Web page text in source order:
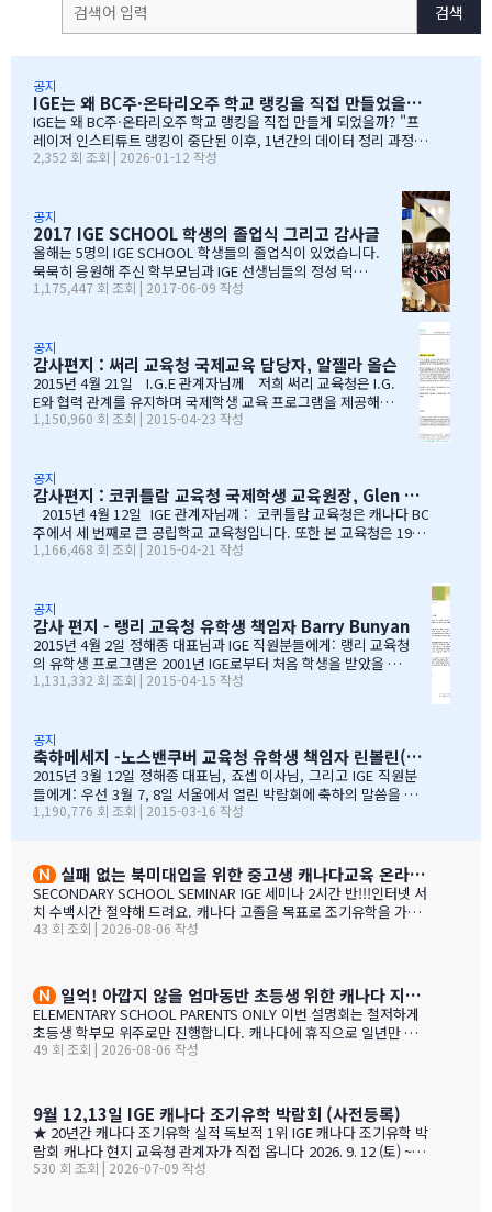
검색
공지
IGE는 왜 BC주·온타리오주 학교 랭킹을 직접 만들었을까?
IGE는 왜 BC주·온타리오주 학교 랭킹을 직접 만들게 되었을까? "프
레이저 인스티튜트 랭킹이 중단된 이후, 1년간의 데이터 정리 과정을
공유합니다" 처음부터 랭킹을 만들려던 건 아니었습니다 IGE도 그동
er Institute)의 랭킹을 참고해왔습니다. 학교 상담 시 참고 자료로
활용하기 좋았습니다. 그런데 문제가 생겼습니다. BC주 세컨더리 랭
킹이 지난 7~8년 동안 업데이트되지 않고 있었습니다. 최근 자료로 B
C주 세컨더리 학교들의 현황을 파악하고 싶었는데, 참고할 만한 데이
터가 없어 어려움이 있었습니다. 그래서 직접 자료를 찾아보기 시작
했습니다. '혹시 어딘가에 최신 학업 데이터가 있지 않을까?' 하는 마
2,352 회 조회 | 2026-01-12 작성
공지
2017 IGE SCHOOL 학생의 졸업식 그리고 감사글
올해는 5명의 IGE SCHOOL 학생들의 졸업식이 있었습니다.
묵묵히 응원해 주신 학부모님과 IGE 선생님들의 정성 덕에
모두 원하는 대학에 진학을 하게 되었음을 진심으로 감사드
1:52 39 읽음 한국시간으로 오늘 저녁 st.john졸업식이 시
작됩니다.오늘 졸업식에는 개인적인 사정으로 함께하지 못
하지만아쉬운 마음을 담아 함께 축하의 인사를 전합니다.오
늘 졸업식이 아이들만의 졸업식이 아닌몇년동안 저희 부모
를 대신해 앞장 서 이끌어 주신선생님들의 졸업식이라 해도
나조카처럼 야단도치시고 때로는 버릇없이 한 행동들에도너
그러이 이해해주신 조셉이사님,아이들의 구멍난 빈 자리를
말없이…
1,175,447 회 조회 | 2017-06-09 작성
공지
감사편지 : 써리 교육청 국제교육 담당자, 알젤라 올슨
2015년 4월 21일 I.G.E 관계자님께 저희 써리 교육청은 I.G.
E와 협력 관계를 유지하며 국제학생 교육 프로그램을 제공해올
수 있음에 만족하고 있습니다. I.G.E는 지난 10년간 써리 교육
수 있도록 많은 도움을 주었습니다. 특별히 정해종 대표님을 비
롯한 많은 I.G.E의 직원 여러분께서 종합적인 오리엔테이션과
정착서비스, 방과후 프로그램, 홈스테이 프로그램을 비롯한 다
양한 서비스를 제공해 주시는 등 물심양면의 지원을 해주셨습
니다. 이 같은 집중적 학습관리와 준비 프로그램, 그리고 지속
써리로의 유학을 희망하는 국제학생들을 위해 I.G.E와 협력 관
계를 유지해나갈 수 있…
1,150,960 회 조회 | 2015-04-23 작성
공지
감사편지 : 코퀴틀람 교육청 국제학생 교육원장, Glen Conley
2015년 4월 12일 IGE 관계자님께 : 코퀴틀람 교육청은 캐나다 BC
주에서 세 번째로 큰 공립학교 교육청입니다. 또한 본 교육청은 1999
년부터 ‘국제학생 프로그램’을 제공해왔으며, 현재 캐나다에서 가장
때문에 이루어낼 수 있었던 것이라고 생각합니다. 코퀴틀람 교육청
이 IGE를 통해 국제학생 프로그램을 제공해 온지도 10년이 되어갑니
다. 그리고 이렇게 긴 시간 동안 많은 가족과 학생들이 캐나다에 잘
정착하여 공부할 수 있었던 데에는, 정해종 대표님을 비롯하여 모든 I
GE 직원의 헌신적인 노력이 있었음을 잘 알고 있습니다. 우리는 IGE
1,166,468 회 조회 | 2015-04-21 작성
공지
감사 편지 - 랭리 교육청 유학생 책임자 Barry Bunyan
2015년 4월 2일 정해종 대표님과 IGE 직원분들에게: 랭리 교육청
의 유학생 프로그램은 2001년 IGE로부터 처음 학생을 받았을 때
부터 IGE와 오랜 시간동안 신뢰있는 관계로 좋은 시간을 보내왔습
람회에 참가하길 고대합니다. IGE 직원들은 조직 기술과 정보의
상세함, 그리고 테이블에 앉아 학부모님들과 소통할 때 IGE 통역
사 분들의 친절함과 지지적인 태도는 저에게 지속적으로 깊은 인
상을 줍니다. 랭리는 한국인 가족들이 해외 유학지로 고려할 핵심
유학 지역이 되었습니다. 우리는 서울에 다른 유학원들과도 파트
리의 학교들로 즐겁게 맞이할 수 있었습니다. IGE 직원분들과 함
께 협력하여 일하는 과정을 통해 우리는 한국 사…
1,131,332 회 조회 | 2015-04-15 작성
공지
축하메세지 -노스밴쿠버 교육청 유학생 책임자 린볼린(Lynne Bolen) 편지
2015년 3월 12일 정해종 대표님, 죠셉 이사님, 그리고 IGE 직원분
들에게: 우선 3월 7, 8일 서울에서 열린 박람회에 축하의 말씀을 전
합니다. 이 틀간의 박람회를 개최하는 동안 많은 관심을 보여준 한국
박람회에 참가한 모든 교육청들에게도 이와 같은 좋은 일이 있기를
바랍니다. 과거에 박람회 때마다 통역관을 배치해 주신 것에 대해 감
사 드립니다. 특히 이번 주말 동안 세 명의 훌륭한 통역관과 일할 수
있게 기회를 주셔서 고맙습니다. 세 분 모두 노스밴쿠버에 대해 자세
히 알고 있었으며, 미국이나 캐나다에서 직접 겪은 해외경험들을 나
와 IC…
1,190,776 회 조회 | 2015-03-16 작성
실패 없는 북미대입을 위한 중고생 캐나다교육 온라인 ZOOM 설명회 8월 27일(목)
SECONDARY SCHOOL SEMINAR IGE 세미나 2시간 반!!!인터넷 서
치 수백시간 절약해 드려요. 캐나다 고졸을 목표로 조기유학을 가지
는 않죠. 어떤 경우에도 중요한 것은 대학!!! 20년간 캐나다 조기유학
도 참가 가능합니다. 한국과 캐나다 부모님들의 궁금증과 고민을 같
이 공유할 수 있습니다. …
43 회 조회 | 2026-08-06 작성
일억! 아깝지 않을 엄마동반 초등생 위한 캐나다 지역,학교 선택 설명회 8월25(화)
ELEMENTARY SCHOOL PARENTS ONLY 이번 설명회는 철저하게
초등생 학부모 위주로만 진행합니다. 캐나다에 휴직으로 일년만 가
야 하는 가족, 초등생 영어교육 · 북미체험 · 가족 휴식을 위해 캐나
~ 9시 …
49 회 조회 | 2026-08-06 작성
9월 12,13일 IGE 캐나다 조기유학 박람회 (사전등록)
★ 20년간 캐나다 조기유학 실적 독보적 1위 IGE 캐나다 조기유학 박
람회 캐나다 현지 교육청 관계자가 직접 옵니다 2026. 9. 12 (토) ~ 9.
13 (일) 오전 11시 ~ 오후 5시 · 사전등록 필수 일시 2026년 9월 12
530 회 조회 | 2026-07-09 작성